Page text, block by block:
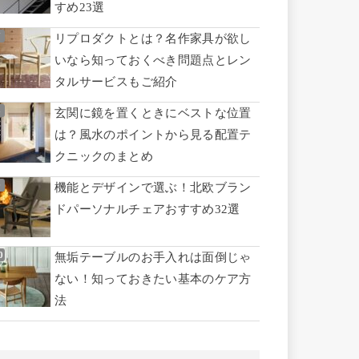
すめ23選
リプロダクトとは？名作家具が欲し
いなら知っておくべき問題点とレン
タルサービスもご紹介
玄関に鏡を置くときにベストな位置
は？風水のポイントから見る配置テ
クニックのまとめ
機能とデザインで選ぶ！北欧ブラン
ドパーソナルチェアおすすめ32選
無垢テーブルのお手入れは面倒じゃ
ない！知っておきたい基本のケア方
法